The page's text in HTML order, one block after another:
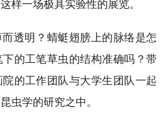
样一场极具实验性的展览。
透明？蜻蜓翅膀上的脉络是怎
的工笔草虫的结构准确吗？带
的工作团队与大学生团队一起
虫学的研究之中。